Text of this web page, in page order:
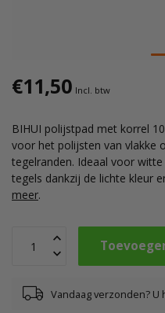
€11,50 Incl. btw
BIHUI polijstpad met korrel
voor het polijsten van vlakke
tegelranden. Ideaal voor
tegels dankzij de lichte kleur
meer.
Vandaag verzonden? U